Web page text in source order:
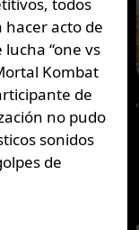
todos
hacer acto de
“one vs
Kombat
de
no pudo
sonidos
de